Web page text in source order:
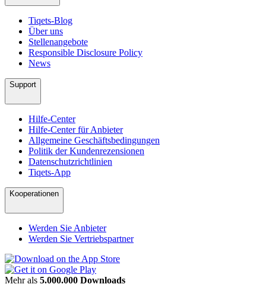
Tiqets-Blog
Über uns
Stellenangebote
Responsible Disclosure Policy
News
Support
Hilfe-Center
Hilfe-Center für Anbieter
Allgemeine Geschäftsbedingungen
Politik der Kundenrezensionen
Datenschutzrichtlinien
Tiqets-App
Kooperationen
Werden Sie Anbieter
Werden Sie Vertriebspartner
Mehr als 5.000.000 Downloads